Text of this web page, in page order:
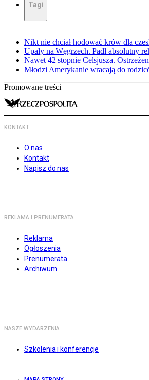
Tagi
Nikt nie chciał hodować krów dla
Upały na Węgrzech. Padł absolutny
Nawet 42 stopnie Celsjusza.
Młodzi Amerykanie wracają do
Promowane treści
KONTAKT
O nas
Kontakt
Napisz do nas
REKLAMA I PRENUMERATA
Reklama
Ogłoszenia
Prenumerata
Archiwum
NASZE WYDARZENIA
Szkolenia i konferencje